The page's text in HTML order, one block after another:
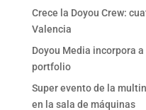
Crece la Doyou Crew:
Valencia
Doyou Media incorpora
portfolio
Super evento de la
en la sala de máquinas